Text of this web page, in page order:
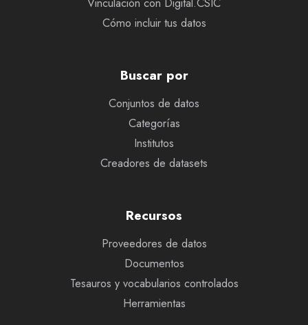
Cómo incluir tus datos
Buscar por
Conjuntos de datos
Categorías
Institutos
Creadores de datasets
Recursos
Proveedores de datos
Documentos
Tesauros y vocabularios controlados
Herramientas